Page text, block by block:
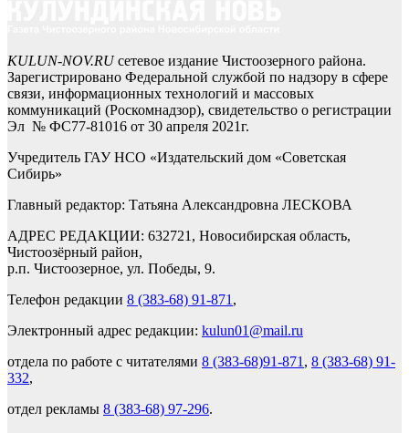
KULUN-NOV.RUсетевое издание Чистоозерного района.
Зарегистрировано Федеральной службой по надзору в сфере
связи, информационных технологий и массовых
коммуникаций (Роскомнадзор), свидетельство о регистрации
Эл № ФС77-81016 от 30 апреля 2021г.
Учредитель ГАУ НСО «Издательский дом «Советская
Сибирь»
Главный редактор: Татьяна Александровна ЛЕСКОВА
АДРЕС РЕДАКЦИИ: 632721, Новосибирская область,
Чистоозёрный район,
р.п. Чистоозерное, ул. Победы, 9.
Телефон редакции 8 (383-68) 91-871 ,
Электронный адрес редакции: kulun01@mail.ru
отдела по работе с читателями 8 (383-68)91-871 , 8 (383-68) 91-
332,
отдел рекламы 8 (383-68) 97-296.